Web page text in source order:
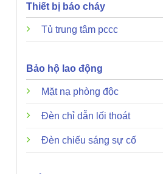
Thiết bị báo cháy
Tủ trung tâm pccc
Bảo hộ lao động
Mặt nạ phòng độc
Đèn chỉ dẫn lối thoát
Đèn chiếu sáng sự cố